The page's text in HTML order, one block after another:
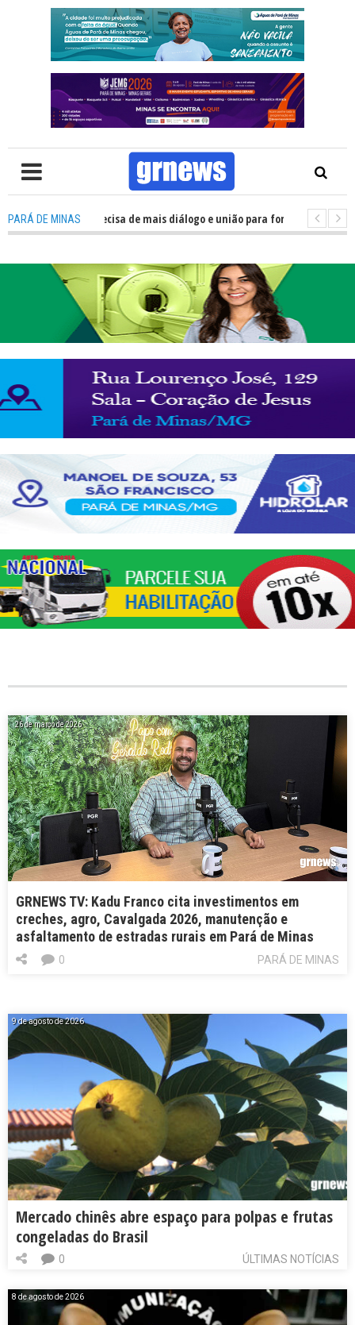
PARÁ DE MINAS
TV: Política precisa de mais diálogo e união para fortalecer Minas e
26 de março de 2026
GRNEWS TV: Kadu Franco cita investimentos em
creches, agro, Cavalgada 2026, manutenção e
asfaltamento de estradas rurais em Pará de Minas
PARÁ DE MINAS
0
9 de agosto de 2026
Mercado chinês abre espaço para polpas e frutas
congeladas do Brasil
ÚLTIMAS NOTÍCIAS
0
8 de agosto de 2026